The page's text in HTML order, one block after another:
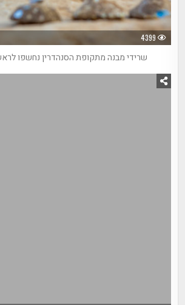
4399
שרידי מבנה מתקופת הסנהדרין נחשפו